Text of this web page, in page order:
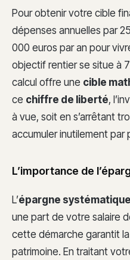
Pour obtenir votre cible
dépenses annuelles par
000 euros par an pour
objectif rentier se situe à
calcul offre une cible
ce chiffre de liberté,
à vue, soit en s’arrêtant
accumuler inutilement par
L’importance de
L’épargne systématique
une part de votre salaire
cette démarche garantit
patrimoine. En traitant